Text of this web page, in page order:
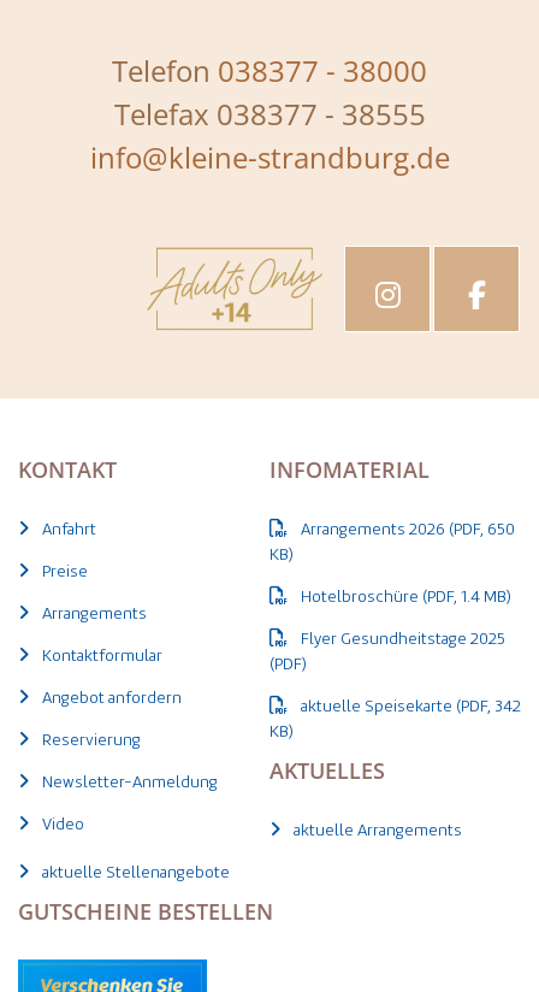
Telefon 038377 - 38000
Telefax 038377 - 38555
info@kleine-strandburg.de
KONTAKT
Anfahrt
Preise
Arrangements
Kontaktformular
Angebot anfordern
Reservierung
Newsletter-Anmeldung
Video
INFOMATERIAL
Arrangements 2026 (PDF, 650
KB)
Hotelbroschüre (PDF, 1.4 MB)
Flyer Gesundheitstage 2025
(PDF)
aktuelle Speisekarte (PDF, 342
KB)
AKTUELLES
aktuelle Arrangements
aktuelle Stellenangebote
GUTSCHEINE BESTELLEN